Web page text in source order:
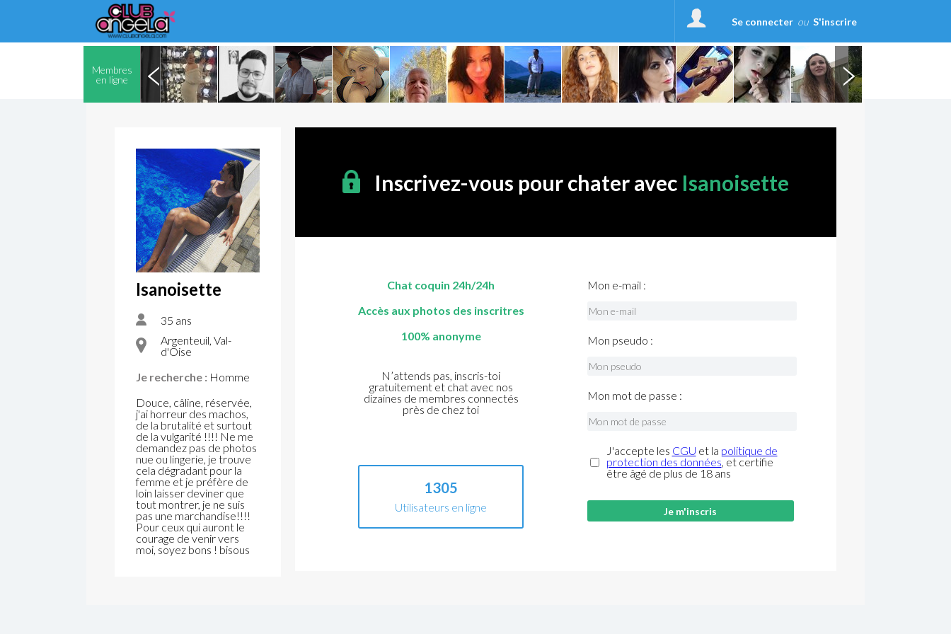
Se connecter ou S'inscrire
Membres
en ligne
Isanoisette
35 ans
Argenteuil, Val-
d'Oise
Je recherche : Homme
Douce, câline, réservée,
j'ai horreur des machos,
de la brutalité et surtout
de la vulgarité !!!! Ne me
demandez pas de photos
nue ou lingerie, je trouve
cela dégradant pour la
femme et je préfère de
loin laisser deviner que
tout montrer, je ne suis
pas une marchandise!!!!
Pour ceux qui auront le
courage de venir vers
moi, soyez bons ! bisous
Inscrivez-vous pour chater avec Isanoisette
Chat coquin 24h/24h
Accès aux photos des inscritres
100% anonyme
N’attends pas, inscris-toi
gratuitement et chat avec nos
dizaines de membres connectés
près de chez toi
1305
Utilisateurs en ligne
Mon e-mail :
Mon pseudo :
Mon mot de passe :
J'accepte les CGU et la politique de
protection des données, et certifie
être âgé de plus de 18 ans